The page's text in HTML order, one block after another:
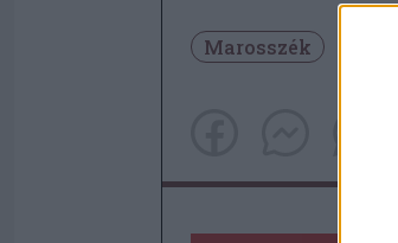
Marosszék